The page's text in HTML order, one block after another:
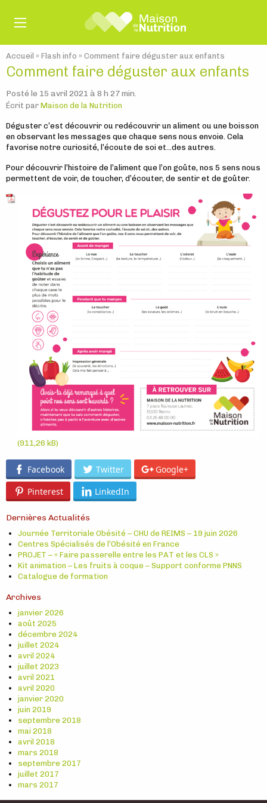
Accueil » Flash info » Comment faire déguster aux enfants
Comment faire déguster aux enfants
Posté le 15 avril 2021 à 8 h 27 min.
Écrit par Maison de la Nutrition
Déguster c’est découvrir ou redécouvrir un aliment ou une boisson
en observant les messages que chaque sens nous envoie. Cela
favorise notre curiosité, l’écoute de soi et…des autres.
Pour découvrir l’histoire de l’aliment que l’on goûte, nos 5 sens nous
permettent de voir, de toucher, d’écouter, de sentir et de goûter.
Facebook Twitter
Google+
Pinterest
LinkedIn
Dernières Actualités
Journée Territoriale Obésité – CHU de REIMS – 19 juin 2026
Centres Spécialisés de l’Obésité en France
PROJET – « Faire passerelle entre les PAT et les CLS »
Kit animation – Les fruits à coque – Support conforme PNNS
Catalogue de formation
Archives
janvier 2026
août 2025
décembre 2024
juillet 2024
avril 2024
juillet 2023
avril 2021
avril 2020
janvier 2020
juin 2019
septembre 2018
mai 2018
avril 2018
mars 2018
septembre 2017
juillet 2017
mars 2017